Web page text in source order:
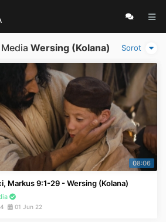
Sorot
Wersing (Kolana)
08:06
Markus 9:1-29 - Wersing (Kolana)
01 Jun 22